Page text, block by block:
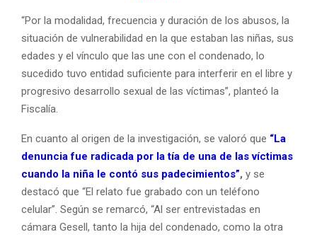
“Por la modalidad, frecuencia y duración de los abusos, la
situación de vulnerabilidad en la que estaban las niñas, sus
edades y el vínculo que las une con el condenado, lo
sucedido tuvo entidad suficiente para interferir en el libre y
progresivo desarrollo sexual de las víctimas”, planteó la
Fiscalía.
En cuanto al origen de la investigación, se valoró que “La
denuncia fue radicada por la tía de una de las víctimas
cuando la niña le contó sus padecimientos”, y se
destacó que “El relato fue grabado con un teléfono
celular”. Según se remarcó, “Al ser entrevistadas en
cámara Gesell, tanto la hija del condenado, como la otra